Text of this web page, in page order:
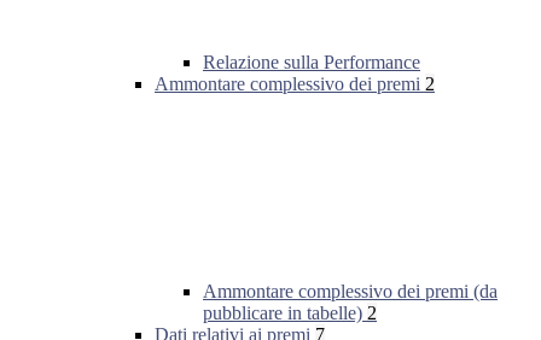
Relazione sulla Performance
Ammontare complessivo dei premi 2
Ammontare complessivo dei premi (da
pubblicare in tabelle) 2
Dati relativi ai premi 7